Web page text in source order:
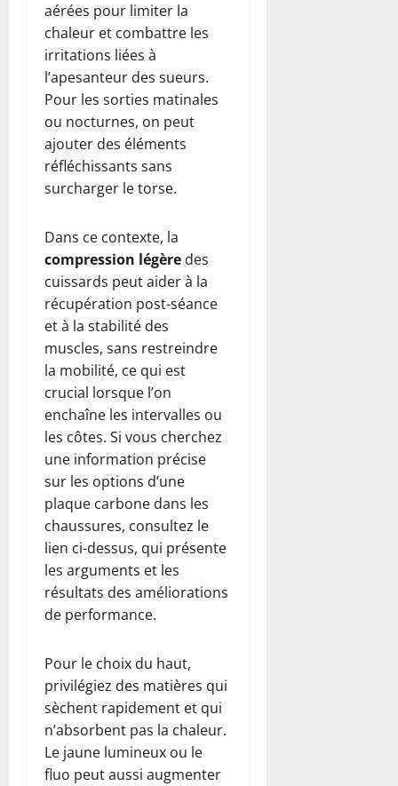
aérées pour limiter la
chaleur et combattre les
irritations liées à
l’apesanteur des sueurs.
Pour les sorties matinales
ou nocturnes, on peut
ajouter des éléments
réfléchissants sans
surcharger le torse.
Dans ce contexte, la
compression légère des
cuissards peut aider à la
récupération post-séance
et à la stabilité des
muscles, sans restreindre
la mobilité, ce qui est
crucial lorsque l’on
enchaîne les intervalles ou
les côtes. Si vous cherchez
une information précise
sur les options d’une
plaque carbone dans les
chaussures, consultez le
lien ci-dessus, qui présente
les arguments et les
résultats des améliorations
de performance.
Pour le choix du haut,
privilégiez des matières qui
sèchent rapidement et qui
n’absorbent pas la chaleur.
Le jaune lumineux ou le
fluo peut aussi augmenter